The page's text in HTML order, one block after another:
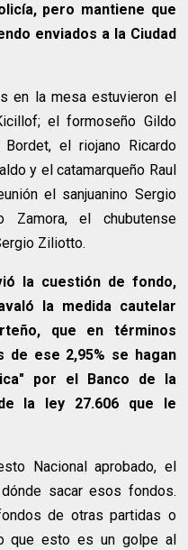
pero mantiene que
enviados a la Ciudad
en la mesa estuvieron el
el formoseño Gildo
Bordet, el riojano Ricardo
y el catamarqueño Raul
el sanjuanino Sergio
Zamora, el chubutense
Ziliotto.
la cuestión de fondo,
la medida cautelar
que en términos
de ese 2,95% se hagan
por el Banco de la
la ley 27.606 que le
Nacional aprobado, el
sacar esos fondos.
de otras partidas o
que esto es un golpe al